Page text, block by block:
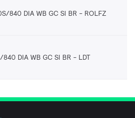
840 DIA WB GC SI BR ROLFZ
DIA WB GC SI BR LDT